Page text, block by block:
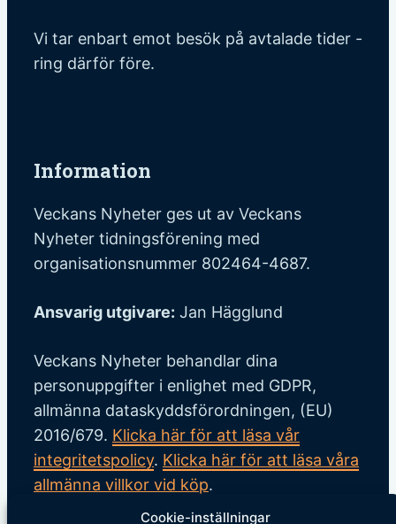
Cookie-inställningar
Vi tar enbart emot besök på avtalade tider -
ring därför före.
Information
Veckans Nyheter ges ut av Veckans
Nyheter tidningsförening med
organisationsnummer 802464-4687.
Ansvarig utgivare: Jan Hägglund
Veckans Nyheter behandlar dina
personuppgifter i enlighet med GDPR,
allmänna dataskyddsförordningen, (EU)
2016/679. Klicka här för att läsa vår
integritetspolicy. Klicka här för att läsa våra
allmänna villkor vid köp.